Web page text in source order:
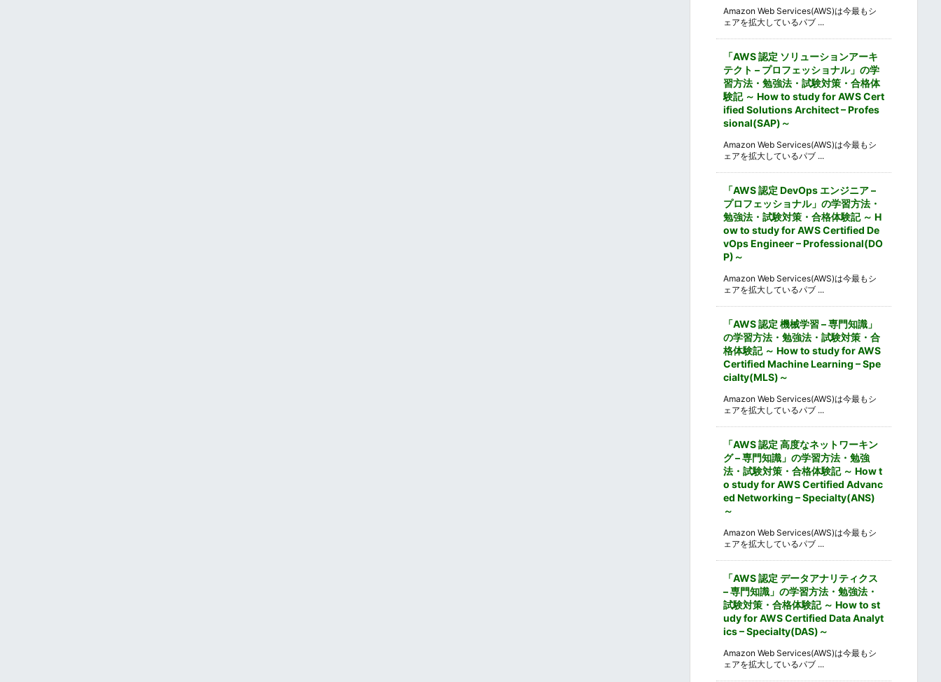
Amazon Web Services(AWS)は今最もシ
ェアを拡大しているパブ ...
「AWS 認定 ソリューションアーキ
テクト – プロフェッショナル」の学
習方法・勉強法・試験対策・合格体
験記 ～ How to study for AWS Cert
ified Solutions Architect – Profes
sional(SAP)～
Amazon Web Services(AWS)は今最もシ
ェアを拡大しているパブ ...
「AWS 認定 DevOps エンジニア –
プロフェッショナル」の学習方法・
勉強法・試験対策・合格体験記 ～ H
ow to study for AWS Certified De
vOps Engineer – Professional(DO
P)～
Amazon Web Services(AWS)は今最もシ
ェアを拡大しているパブ ...
「AWS 認定 機械学習 – 専門知識」
の学習方法・勉強法・試験対策・合
格体験記 ～ How to study for AWS
Certified Machine Learning – Spe
cialty(MLS)～
Amazon Web Services(AWS)は今最もシ
ェアを拡大しているパブ ...
「AWS 認定 高度なネットワーキン
グ – 専門知識」の学習方法・勉強
法・試験対策・合格体験記 ～ How t
o study for AWS Certified Advanc
ed Networking – Specialty(ANS)
～
Amazon Web Services(AWS)は今最もシ
ェアを拡大しているパブ ...
「AWS 認定 データアナリティクス
– 専門知識」の学習方法・勉強法・
試験対策・合格体験記 ～ How to st
udy for AWS Certified Data Analyt
ics – Specialty(DAS)～
Amazon Web Services(AWS)は今最もシ
ェアを拡大しているパブ ...